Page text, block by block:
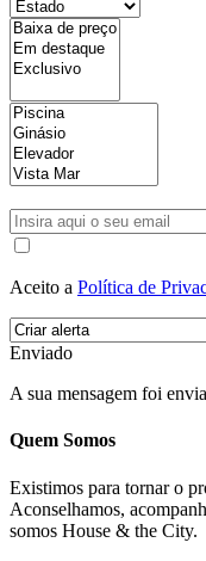
Aceito a Política de
Enviado
A sua mensagem foi
Quem Somos
Existimos para tornar o
Aconselhamos,
somos House & the City.